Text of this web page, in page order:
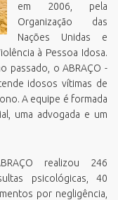
em 2006, pela
Organização das
Nações Unidas e
à Pessoa Idosa.
passado, o ABRAÇO -
idosos vítimas de
A equipe é formada
uma advogada e um
realizou 246
psicológicas, 40
por negligência,